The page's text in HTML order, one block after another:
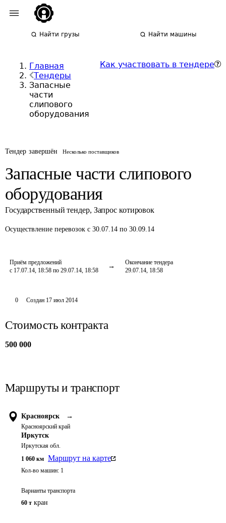
Найти грузы Найти машины
Главная
Тендеры
Запасные
части
слипового
оборудования
Как участвовать в тендере
Тендер завершён Несколько поставщиков
Запасные части слипового
оборудования
Государственный тендер, Запрос котировок
Осуществление перевозок с 30.07.14 по 30.09.14
Приём предложений
с 17.07.14, 18:58 по 29.07.14, 18:58
Окончание тендера
29.07.14, 18:58
0 Создан 17 июл 2014
Стоимость контракта
500 000
Маршруты и транспорт
Красноярск →
Красноярский край
Иркутск
Иркутская обл.
1 060 км Маршрут на карте
Кол-во машин: 1
Варианты транспорта
60 т кран